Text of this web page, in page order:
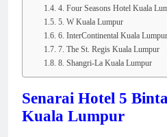
4. Four Seasons Hotel Kuala
5. W Kuala Lumpur
6. InterContinental Kuala Lumpur
7. The St. Regis Kuala Lumpur
8. Shangri-La Kuala Lumpur
Senarai Hotel 5
Kuala Lumpur